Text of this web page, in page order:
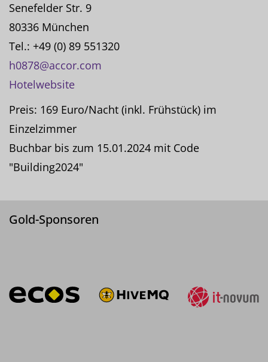
Senefelder Str. 9
80336 München
Tel.: +49 (0) 89 551320
h0878@accor.com
Hotelwebsite
Preis: 169 Euro/Nacht (inkl. Frühstück) im
Einzelzimmer
Buchbar bis zum 15.01.2024 mit Code
"Building2024"
Gold-Sponsoren